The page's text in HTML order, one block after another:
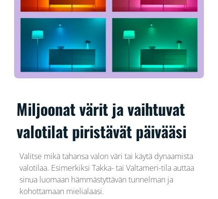
Miljoonat värit ja vaihtuvat
valotilat piristävät päivääsi
Valitse mikä tahansa valon väri tai käytä dynaamista
valotilaa. Esimerkiksi Takka- tai Valtameri-tila auttaa
sinua luomaan hämmästyttävän tunnelman ja
kohottamaan mielialaasi.